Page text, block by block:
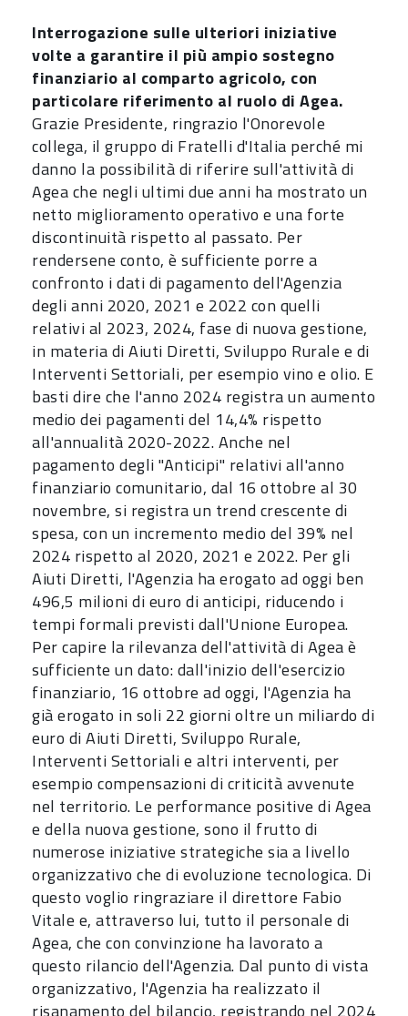
Interrogazione sulle ulteriori iniziative
volte a garantire il più ampio sostegno
finanziario al comparto agricolo, con
particolare riferimento al ruolo di Agea.
Grazie Presidente, ringrazio l'Onorevole
collega, il gruppo di Fratelli d'Italia perché mi
danno la possibilità di riferire sull'attività di
Agea che negli ultimi due anni ha mostrato un
netto miglioramento operativo e una forte
discontinuità rispetto al passato. Per
rendersene conto, è sufficiente porre a
confronto i dati di pagamento dell'Agenzia
degli anni 2020, 2021 e 2022 con quelli
relativi al 2023, 2024, fase di nuova gestione,
in materia di Aiuti Diretti, Sviluppo Rurale e di
Interventi Settoriali, per esempio vino e olio. E
basti dire che l'anno 2024 registra un aumento
medio dei pagamenti del 14,4% rispetto
all'annualità 2020-2022. Anche nel
pagamento degli "Anticipi" relativi all'anno
finanziario comunitario, dal 16 ottobre al 30
novembre, si registra un trend crescente di
spesa, con un incremento medio del 39% nel
2024 rispetto al 2020, 2021 e 2022. Per gli
Aiuti Diretti, l'Agenzia ha erogato ad oggi ben
496,5 milioni di euro di anticipi, riducendo i
tempi formali previsti dall'Unione Europea.
Per capire la rilevanza dell'attività di Agea è
sufficiente un dato: dall'inizio dell'esercizio
finanziario, 16 ottobre ad oggi, l'Agenzia ha
già erogato in soli 22 giorni oltre un miliardo di
euro di Aiuti Diretti, Sviluppo Rurale,
Interventi Settoriali e altri interventi, per
esempio compensazioni di criticità avvenute
nel territorio. Le performance positive di Agea
e della nuova gestione, sono il frutto di
numerose iniziative strategiche sia a livello
organizzativo che di evoluzione tecnologica. Di
questo voglio ringraziare il direttore Fabio
Vitale e, attraverso lui, tutto il personale di
Agea, che con convinzione ha lavorato a
questo rilancio dell'Agenzia. Dal punto di vista
organizzativo, l'Agenzia ha realizzato il
risanamento del bilancio, registrando nel 2024